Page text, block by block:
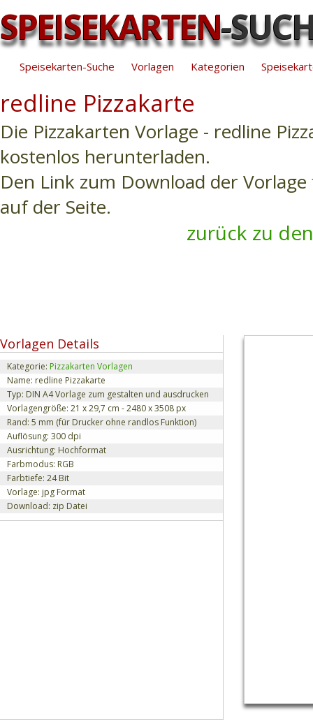
SPEISEKARTEN-
Speisekarten-Suche Vorlagen Kategorien
redline Pizzakarte
Die Pizzakarten Vorlage - redline
kostenlos herunterladen.
Den Link zum Download der
auf der Seite.
zurück zu
Vorlagen Details
Kategorie: Pizzakarten Vorlagen
Name: redline Pizzakarte
Typ: DIN A4 Vorlage zum gestalten und ausdrucken
Vorlagengröße: 21 x 29,7 cm - 2480 x 3508 px
Rand: 5 mm (für Drucker ohne randlos Funktion)
Auflösung: 300 dpi
Ausrichtung: Hochformat
Farbmodus: RGB
Farbtiefe: 24 Bit
Vorlage: jpg Format
Download: zip Datei